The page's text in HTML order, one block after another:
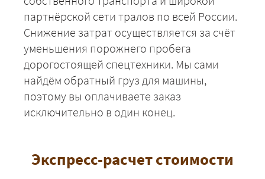
партнёрской сети тралов по всей России.
Снижение затрат осуществляется за счёт
уменьшения порожнего пробега
дорогостоящей спецтехники. Мы сами
найдём обратный груз для машины,
поэтому вы оплачиваете заказ
исключительно в один конец.
Экспресс-расчет стоимости